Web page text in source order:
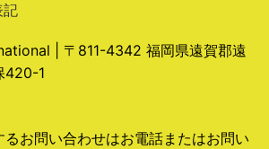
記
| 〒811-4342 福岡県遠賀郡遠
420-1
お問い合わせはお電話またはお問い